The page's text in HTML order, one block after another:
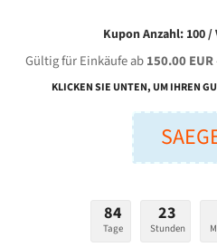
MEGA BS-360 A für 4115
Breite
Kupon Anzahl: 100
Gültig für Einkäufe ab150.00 EUR
KLICKEN SIE UNTEN, UM IHREN
84
Tage
23
Stunden